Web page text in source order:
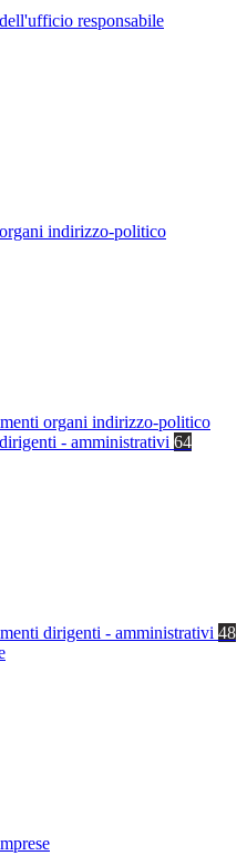
responsabile
indirizzo-politico
organi indirizzo-politico
- amministrativi 64
dirigenti - amministrativi 48